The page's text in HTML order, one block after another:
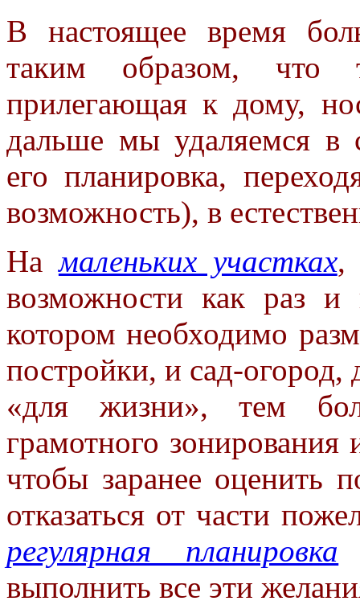
В настоящее время
таким образом, что
прилегающая к дому,
дальше мы удаляемся в
его планировка,
возможность), в
Намаленьких участках,
возможности как раз
котором необходимо
постройки, и сад-огород,
«для жизни», тем
грамотного
чтобы заранее оценить
отказаться от части
регулярная планировка
выполнить все эти